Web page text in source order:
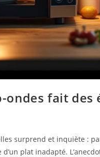
ondes fait des
surprend et inquiète :
plat inadapté.